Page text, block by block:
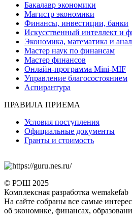
Бакалавр экономики
Магистр экономики
Финансы, инвестиции, банки
Искусственный интеллект и
Экономика, математика и
Мастер наук по финансам
Мастер финансов
Онлайн-программа Mini-MIF
Управление благосостоянием
Аспирантура
ПРАВИЛА ПРИЕМА
Условия поступления
Официальные документы
Гранты и стоимость
© РЭШ 2025
Комплексная разработка wemakefab
На сайте собраны все самые
об экономике, финансах,